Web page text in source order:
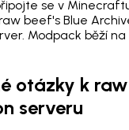
se v
beef's Blue
Modpack běží na
otázky k
serveru